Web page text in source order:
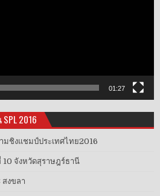
01:27
2016
มชิงแชมป์ประเทศไทย2016
จังหวัดสุราษฎร์ธานี
งขลา